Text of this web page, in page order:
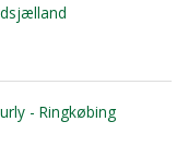
- Ringkøbing